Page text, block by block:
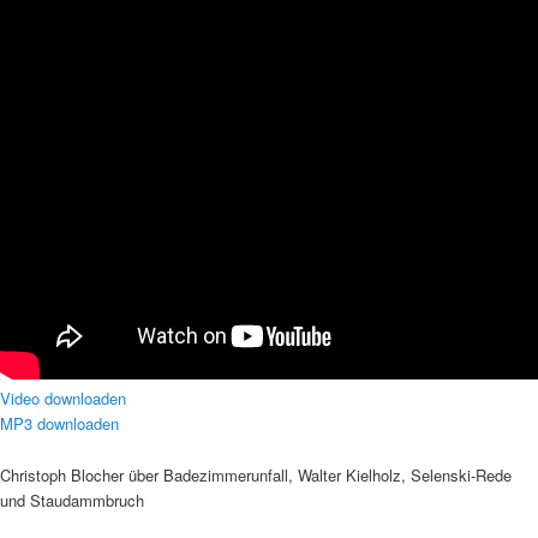
Video downloaden
MP3 downloaden
Christoph Blocher über Badezimmerunfall, Walter Kielholz, Selenski-Rede
und Staudammbruch